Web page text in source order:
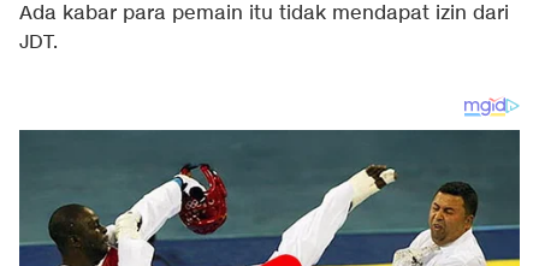
Ada kabar para pemain itu tidak mendapat izin dari
JDT.